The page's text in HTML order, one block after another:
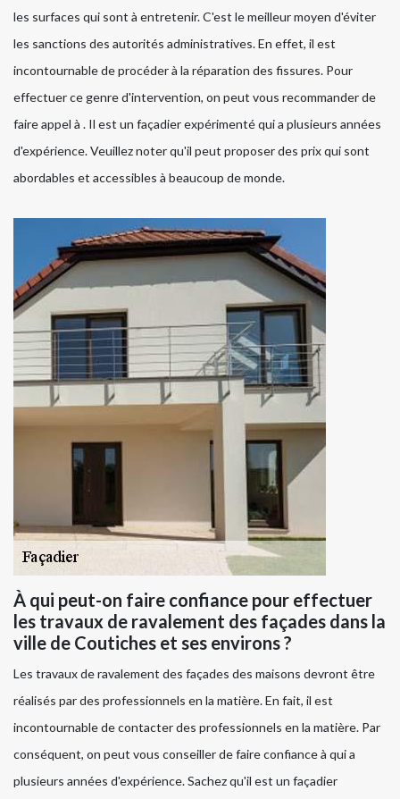
les surfaces qui sont à entretenir. C'est le meilleur moyen d'éviter
les sanctions des autorités administratives. En effet, il est
incontournable de procéder à la réparation des fissures. Pour
effectuer ce genre d'intervention, on peut vous recommander de
faire appel à . Il est un façadier expérimenté qui a plusieurs années
d'expérience. Veuillez noter qu'il peut proposer des prix qui sont
abordables et accessibles à beaucoup de monde.
À qui peut-on faire confiance pour effectuer
les travaux de ravalement des façades dans la
ville de Coutiches et ses environs ?
Les travaux de ravalement des façades des maisons devront être
réalisés par des professionnels en la matière. En fait, il est
incontournable de contacter des professionnels en la matière. Par
conséquent, on peut vous conseiller de faire confiance à qui a
plusieurs années d'expérience. Sachez qu'il est un façadier